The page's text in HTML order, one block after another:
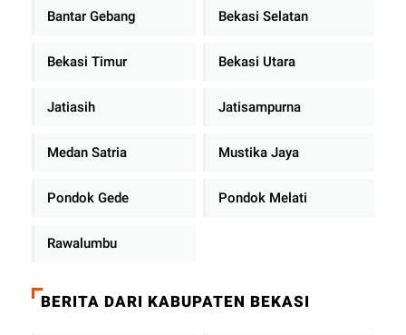
Bantar Gebang Bekasi Selatan
Bekasi Timur Bekasi Utara
Jatiasih Jatisampurna
Medan Satria Mustika Jaya
Pondok Gede Pondok Melati
Rawalumbu
BERITA DARI KABUPATEN BEKASI